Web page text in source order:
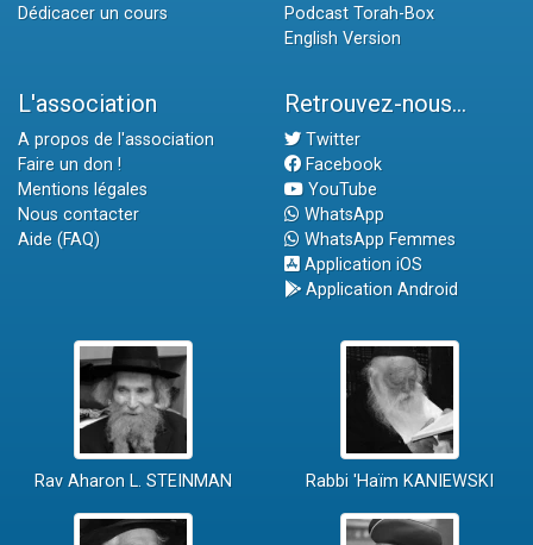
Dédicacer un cours
Podcast Torah-Box
English Version
L'association
A propos de l'association
Faire un don !
Mentions légales
Nous contacter
Aide (FAQ)
Retrouvez-nous...
Twitter
Facebook
YouTube
WhatsApp
WhatsApp Femmes
Application iOS
Application Android
Rav Aharon L. STEINMAN Rabbi 'Haïm KANIEWSKI